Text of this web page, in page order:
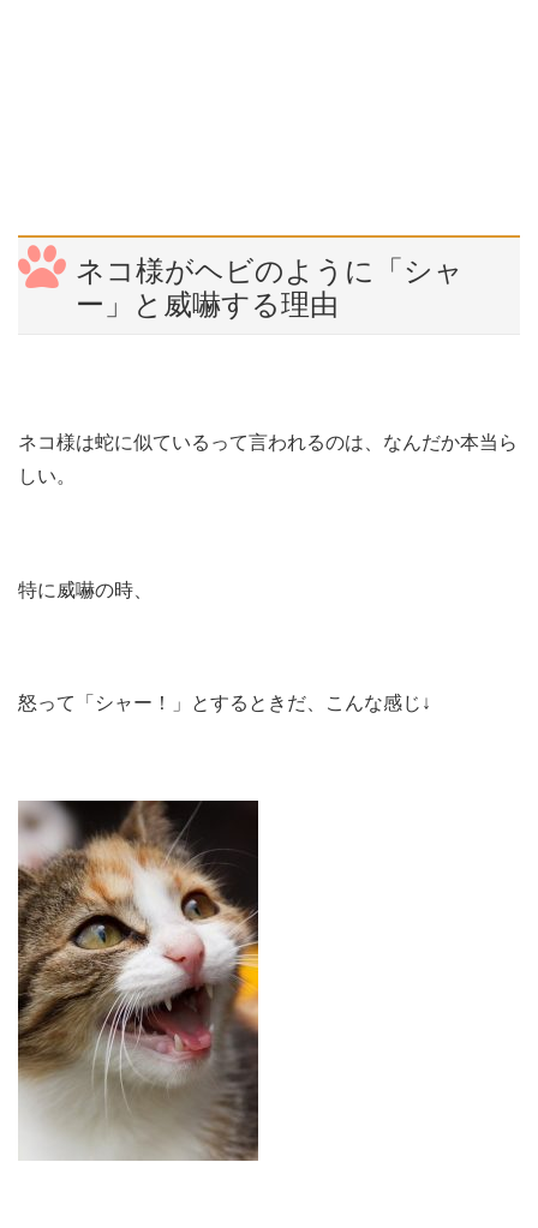
ネコ様がヘビのように「シャ
ー」と威嚇する理由
ネコ様は蛇に似ているって言われるのは、なんだか本当ら
しい。
特に威嚇の時、
怒って「シャー！」とするときだ、こんな感じ↓